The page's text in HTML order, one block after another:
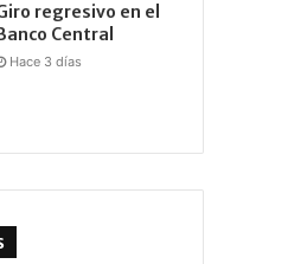
regresivo en el
Central
Hace 3 días